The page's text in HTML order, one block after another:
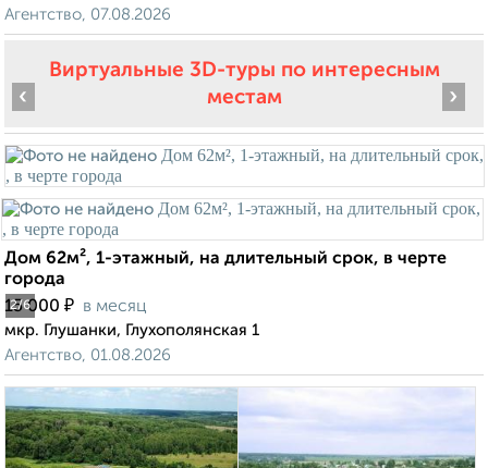
Агентство, 07.08.2026
Виртуальные 3D-туры по интересным
местам
2/6
‹ ›
Дом 62м², 1-этажный, на длительный срок, в черте
города
15 000 ₽ в месяц
мкр. Глушанки, Глухополянская 1
Агентство, 01.08.2026